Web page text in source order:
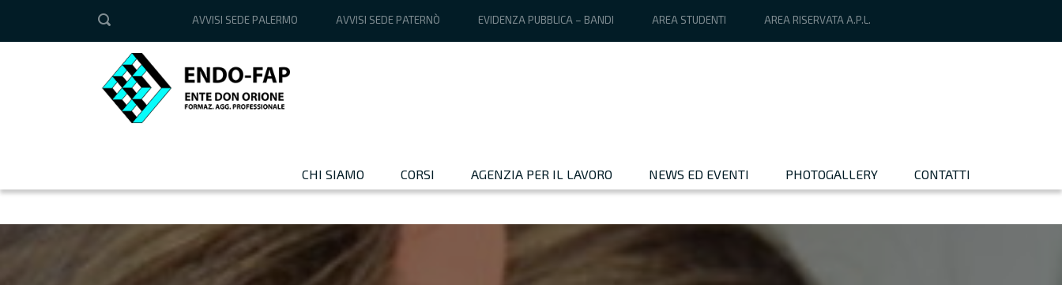
AVVISI SEDE PALERMO AVVISI SEDE PATERNÒ EVIDENZA PUBBLICA – BANDI AREA STUDENTI AREA RISERVATA A.P.L.
CHI SIAMO CORSI AGENZIA PER IL LAVORO NEWS ED EVENTI PHOTOGALLERY CONTATTI